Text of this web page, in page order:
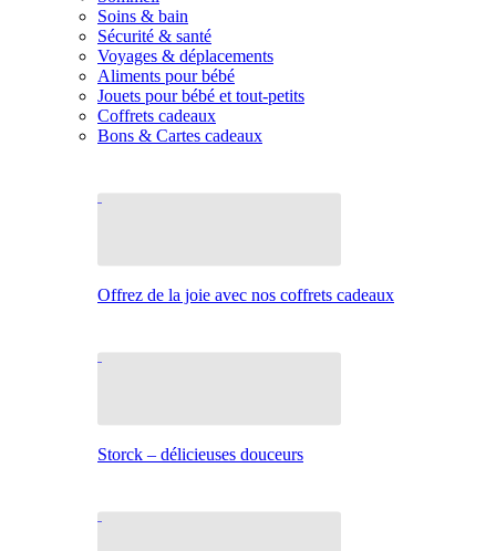
Soins & bain
Sécurité & santé
Voyages & déplacements
Aliments pour bébé
Jouets pour bébé et tout-petits
Coffrets cadeaux
Bons & Cartes cadeaux
Offrez de la joie avec nos coffrets cadeaux
Storck – délicieuses douceurs